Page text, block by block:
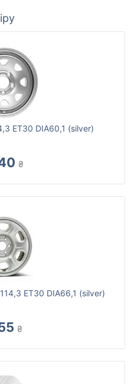
ET30 DIA60,1 (silver)
₴
ET30 DIA66,1 (silver)
₴